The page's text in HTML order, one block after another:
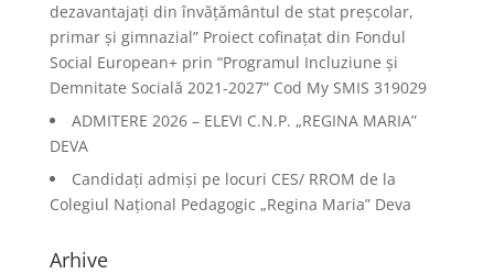
dezavantajați din învățământul de stat preșcolar,
primar și gimnazial” Proiect cofinațat din Fondul
Social European+ prin “Programul Incluziune și
Demnitate Socială 2021-2027” Cod My SMIS 319029
ADMITERE 2026 – ELEVI C.N.P. „REGINA MARIA”
DEVA
Candidați admiși pe locuri CES/ RROM de la
Colegiul Național Pedagogic „Regina Maria” Deva
Arhive